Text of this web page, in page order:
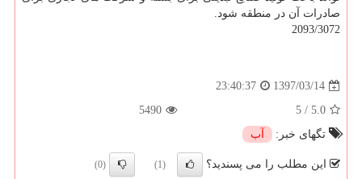
صادرات آن در منطقه شود.
2093/3072
1397/03/14
23:40:37
5.0
/
5
5490
تگهای خبر:
آب
این مطلب را می پسندید؟ (1)
(0)